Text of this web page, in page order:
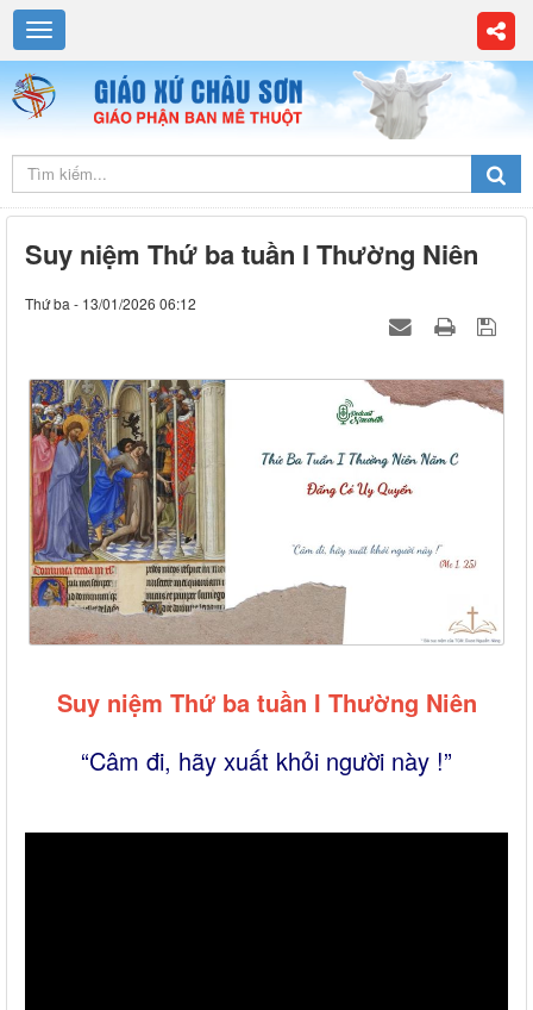
Suy niệm Thứ ba tuần I Thường Niên
Thứ ba - 13/01/2026 06:12
Suy niệm Thứ ba tuần I Thường Niên
“Câm đi, hãy xuất khỏi người này !”